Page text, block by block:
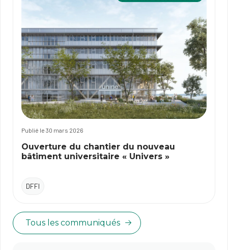
Publié le 30 mars 2026
Ouverture du chantier du nouveau
bâtiment universitaire « Univers »
DFFI
Tous les communiqués